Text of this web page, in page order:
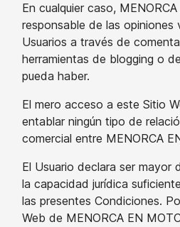
En cualquier caso,
responsable de las opiniones
Usuarios a través de
herramientas de blogging o
pueda haber.
El mero acceso a este Sitio
entablar ningún tipo de
comercial entre MENORCA
El Usuario declara ser mayor
la capacidad jurídica
las presentes Condiciones.
Web de MENORCA EN